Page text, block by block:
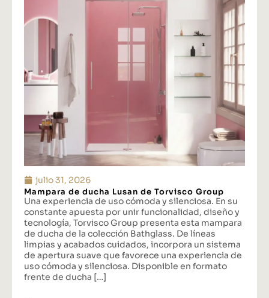
julio 31, 2026
Mampara de ducha Lusan de Torvisco Group
Una experiencia de uso cómoda y silenciosa. En su
constante apuesta por unir funcionalidad, diseño y
tecnología, Torvisco Group presenta esta mampara
de ducha de la colección Bathglass. De líneas
limpias y acabados cuidados, incorpora un sistema
de apertura suave que favorece una experiencia de
uso cómoda y silenciosa. Disponible en formato
frente de ducha […]